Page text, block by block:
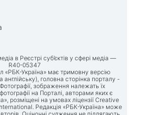
в Реєстрі суб’єктів у сфері медіа —
R40-05347
«РБК-Україна» має тримовну версію
англійську), головна сторінка порталу -
зображення належать їх
на Порталі, авторами яких є
розміщені на умовах ліцензії Creative
Редакція «РБК-Україна» може